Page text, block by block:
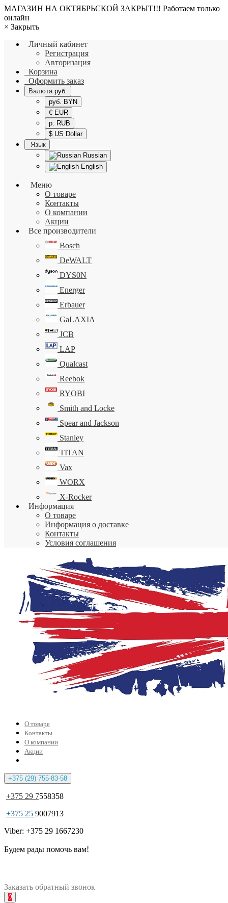
МАГАЗИН НА ОКТЯБРЬСКОЙ ЗАКРЫТ!!! Работаем только
онлайн
× Закрыть
Личный кабинет
Регистрация
Авторизация
Корзина
Оформить заказ
Валюта руб.
руб. BYN
€ EUR
р. RUB
$ US Dollar
Язык
Russian
English
Меню
О товаре
Контакты
О компании
Акции
Все производители
Bosch
DeWALT
DYS0N
Energer
Erbauer
GaLAXIA
JCB
LAP
Qualcast
Reebok
RYOBI
Smith and Locke
Spear and Jackson
Stanley
TITAN
Vax
WORX
X-Rocker
Информация
О товаре
Информация о доставке
Контакты
Условия соглашения
О товаре
Контакты
О компании
Акции
+375 (29) 755-83-58
+375 29 7558358
+375 25 9007913
Viber: +375 29 1667230
Будем рады помочь вам!
Заказать обратный звонок
0